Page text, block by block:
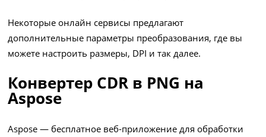
Некоторые онлайн сервисы предлагают
дополнительные параметры преобразования, где вы
можете настроить размеры, DPI и так далее.
Конвертер CDR в PNG на
Aspose
Aspose — бесплатное веб-приложение для обработки